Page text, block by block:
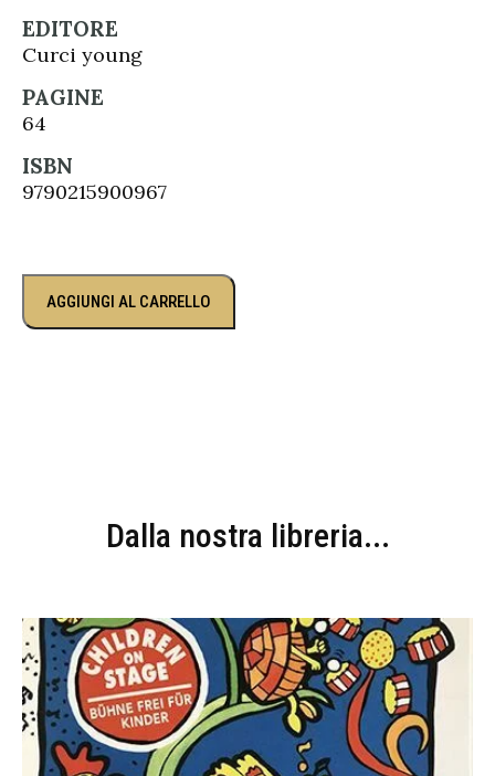
EDITORE
Curci young
PAGINE
64
ISBN
9790215900967
AGGIUNGI AL CARRELLO
Dalla nostra libreria...